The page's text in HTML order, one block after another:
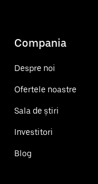
Compania
Despre noi
Ofertele noastre
Sala de știri
Investitori
Blog